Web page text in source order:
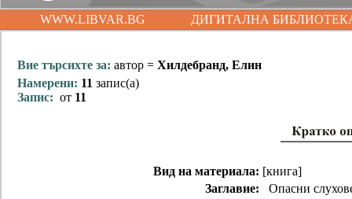
WWW.LIBVAR.BG ДИГИТАЛНА
Вие търсихте за: автор = Хилдебранд, Елин
Намерени: 11 запис(а)
Запис: от 11
Вид на материала: [книга]
Заглавие:
Опасни